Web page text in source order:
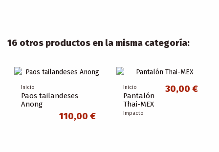
16 otros productos en la misma categoría:
Inicio
Paos tailandeses
Anong
110,00 €
Inicio
Pantalón
Thai-MEX
Impacto
30,00 €